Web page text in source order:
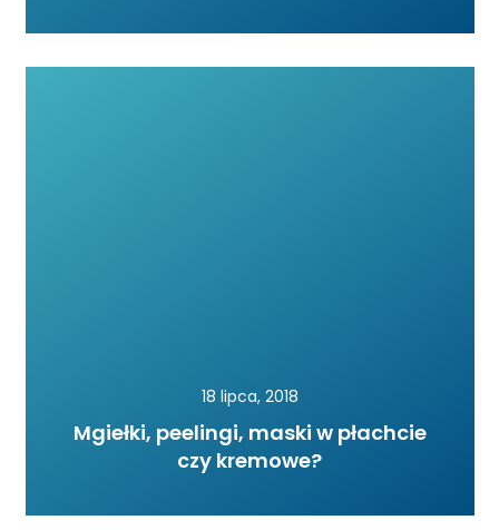
18 lipca, 2018
Mgiełki, peelingi, maski w płachcie
czy kremowe?